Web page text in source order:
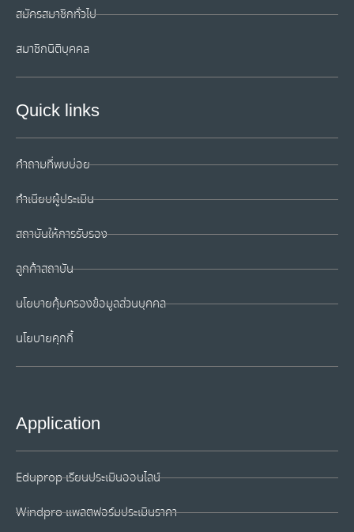
สมัครสมาชิกทั่วไป
สมาชิกนิติบุคคล
Quick links
คำถามที่พบบ่อย
ทำเนียบผู้ประเมิน
สถาบันให้การรับรอง
ลูกค้าสถาบัน
นโยบายคุ้มครองข้อมูลส่วนบุคคล
นโยบายคุกกี้
Application
Eduprop เรียนประเมินออนไลน์
Windpro แพลตฟอร์มประเมินราคา